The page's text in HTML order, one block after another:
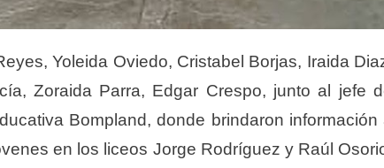
Yoleida Oviedo, Cristabel Borjas, Iraida
Zoraida Parra, Edgar Crespo, junto al jefe
Bompland, donde brindaron información
en los liceos Jorge Rodríguez y Raúl